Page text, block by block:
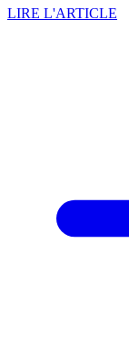
LIRE L'ARTICLE